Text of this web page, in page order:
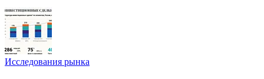
Исследования рынка